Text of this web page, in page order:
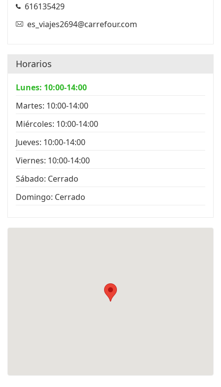
616135429
es_viajes2694@carrefour.com
Horarios
Lunes: 10:00-14:00
Martes: 10:00-14:00
Miércoles: 10:00-14:00
Jueves: 10:00-14:00
Viernes: 10:00-14:00
Sábado: Cerrado
Domingo: Cerrado